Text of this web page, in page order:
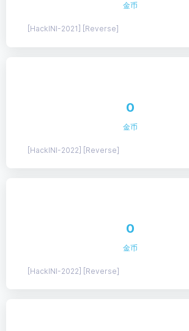
金币
[HackINI-2021] [Reverse]
0
金币
[HackINI-2022] [Reverse]
0
金币
[HackINI-2022] [Reverse]